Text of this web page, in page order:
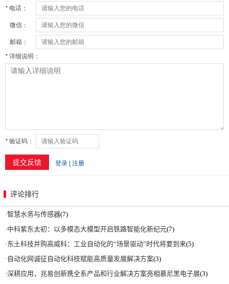
评论排行
·智慧水务与传感器(7)
·中科紫东太初：以多模态大模型开启铁路智能化新纪元(7)
·东土科技并购高威科：工业自动化的“场景驱动”时代将要到来(5)
· 自动化网诚征自动化科技赋能高质量发展解决方案(3)
·深耕应用，兆易创新携全系产品和行业解决方案亮相慕尼黑电子展(3)